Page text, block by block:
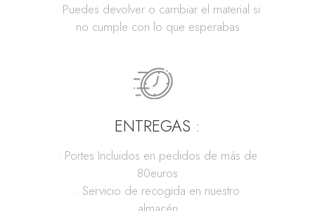
· Puedes devolver o cambiar el material si
no cumple con lo que esperabas
ENTREGAS :
· Portes Incluidos en pedidos de más de
80euros
· Servicio de recogida en nuestro